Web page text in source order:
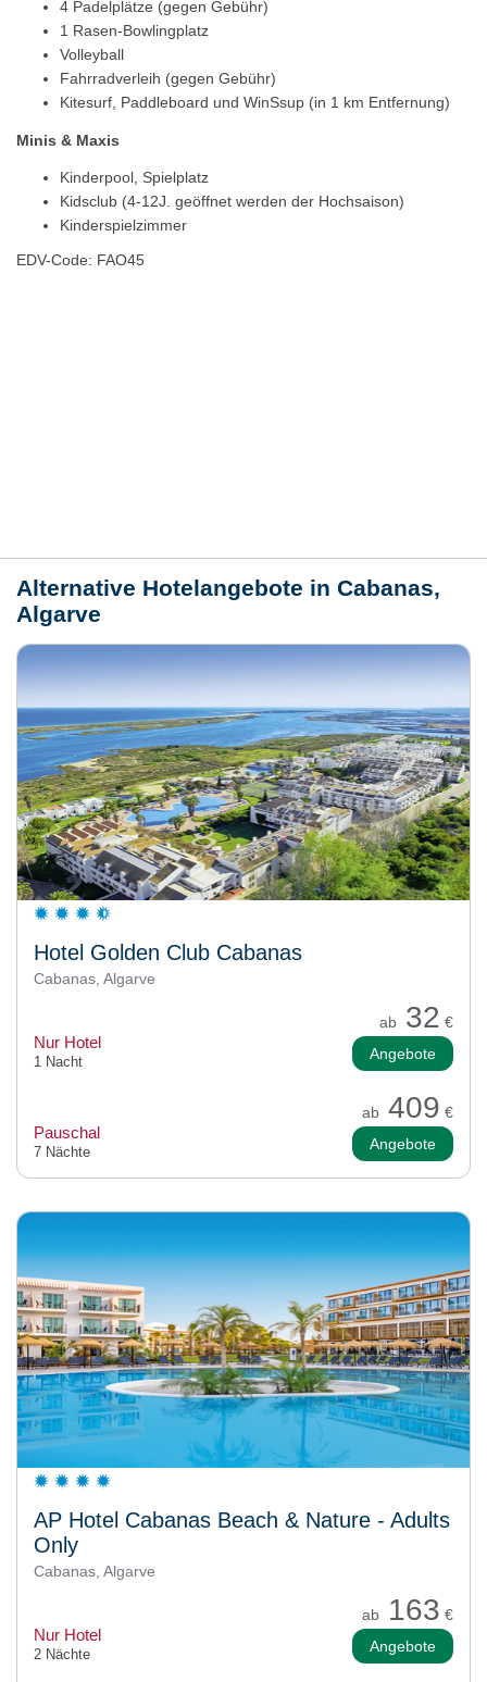
4 Padelplätze (gegen Gebühr)
1 Rasen-Bowlingplatz
Volleyball
Fahrradverleih (gegen Gebühr)
Kitesurf, Paddleboard und WinSsup (in 1 km Entfernung)
Minis & Maxis
Kinderpool, Spielplatz
Kidsclub (4-12J. geöffnet werden der Hochsaison)
Kinderspielzimmer
EDV-Code: FAO45
Alternative Hotelangebote in Cabanas,
Algarve
Hotel Golden Club Cabanas
Cabanas, Algarve
ab 32 €
Nur Hotel
1 Nacht Angebote
ab 409 €
Pauschal
7 Nächte Angebote
AP Hotel Cabanas Beach & Nature - Adults
Only
Cabanas, Algarve
ab 163 €
Nur Hotel
2 Nächte Angebote